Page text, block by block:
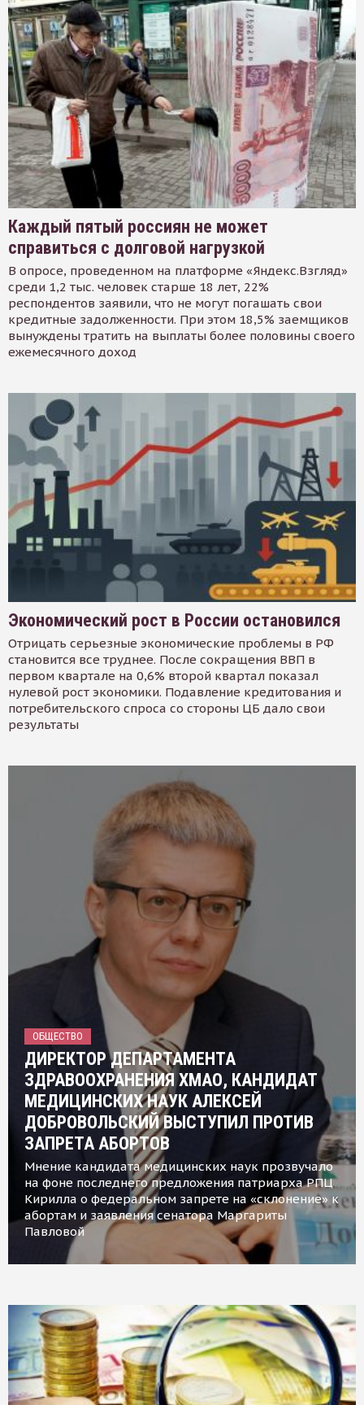
Каждый пятый россиян не может
справиться с долговой нагрузкой
В опросе, проведенном на платформе «Яндекс.Взгляд»
среди 1,2 тыс. человек старше 18 лет, 22%
респондентов заявили, что не могут погашать свои
кредитные задолженности. При этом 18,5% заемщиков
вынуждены тратить на выплаты более половины своего
ежемесячного доход
Экономический рост в России остановился
Отрицать серьезные экономические проблемы в РФ
становится все труднее. После сокращения ВВП в
первом квартале на 0,6% второй квартал показал
нулевой рост экономики. Подавление кредитования и
потребительского спроса со стороны ЦБ дало свои
результаты
ОБЩЕСТВО
ДИРЕКТОР ДЕПАРТАМЕНТА
ЗДРАВООХРАНЕНИЯ ХМАО, КАНДИДАТ
МЕДИЦИНСКИХ НАУК АЛЕКСЕЙ
ДОБРОВОЛЬСКИЙ ВЫСТУПИЛ ПРОТИВ
ЗАПРЕТА АБОРТОВ
Мнение кандидата медицинских наук прозвучало
на фоне последнего предложения патриарха РПЦ
Кирилла о федеральном запрете на «склонение» к
абортам и заявления сенатора Маргариты
Павловой